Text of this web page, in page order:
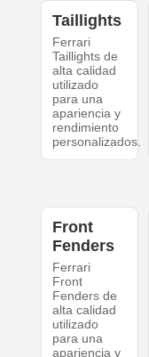
Taillights
Ferrari
Taillights de
alta calidad
utilizado
para una
apariencia y
rendimiento
personalizados.
Front
Fenders
Ferrari
Front
Fenders de
alta calidad
utilizado
para una
apariencia y